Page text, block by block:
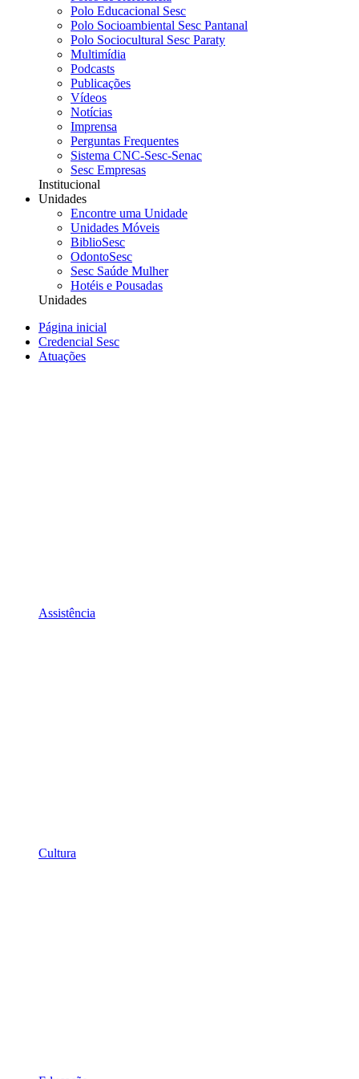
Polo Educacional Sesc
Polo Socioambiental Sesc Pantanal
Polo Sociocultural Sesc Paraty
Multimídia
Podcasts
Publicações
Vídeos
Notícias
Imprensa
Perguntas Frequentes
Sistema CNC-Sesc-Senac
Sesc Empresas
Institucional
Unidades
Encontre uma Unidade
Unidades Móveis
BiblioSesc
OdontoSesc
Sesc Saúde Mulher
Hotéis e Pousadas
Unidades
Página inicial
Credencial Sesc
Atuações
Assistência
Cultura